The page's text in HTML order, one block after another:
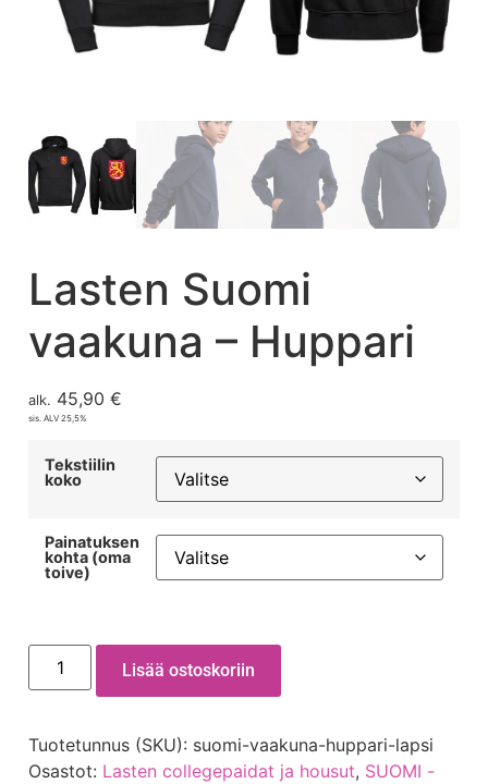
Lasten Suomi
vaakuna – Huppari
alk. 45,90 €
sis. ALV 25,5%
Tekstiilin
koko
Painatuksen
kohta (oma
toive)
Lisää ostoskoriin
Tuotetunnus (SKU): suomi-vaakuna-huppari-lapsi
Osastot: Lasten collegepaidat ja housut, SUOMI -